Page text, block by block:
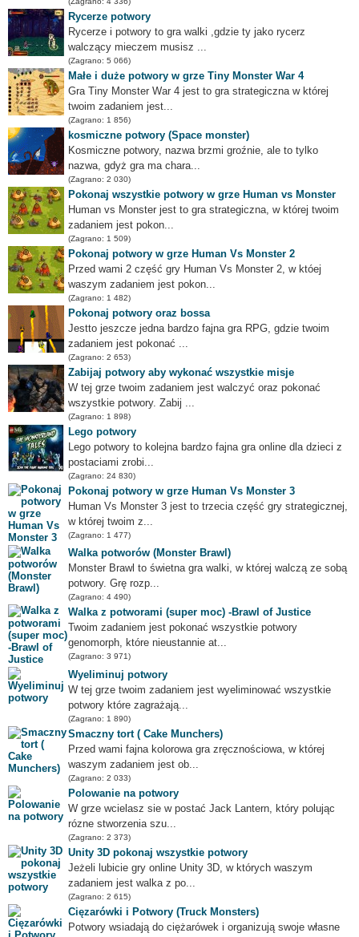
Rycerze potwory
Rycerze i potwory to gra walki ,gdzie ty jako rycerz
walczący mieczem musisz ...
(Zagrano: 5 066)
Małe i duże potwory w grze Tiny Monster War 4
Gra Tiny Monster War 4 jest to gra strategiczna w której
twoim zadaniem jest...
(Zagrano: 1 856)
kosmiczne potwory (Space monster)
Kosmiczne potwory, nazwa brzmi groźnie, ale to tylko
nazwa, gdyż gra ma chara...
(Zagrano: 2 030)
Pokonaj wszystkie potwory w grze Human vs Monster
Human vs Monster jest to gra strategiczna, w której twoim
zadaniem jest pokon...
(Zagrano: 1 509)
Pokonaj potwory w grze Human Vs Monster 2
Przed wami 2 część gry Human Vs Monster 2, w któej
waszym zadaniem jest pokon...
(Zagrano: 1 482)
Pokonaj potwory oraz bossa
Jestto jeszcze jedna bardzo fajna gra RPG, gdzie twoim
zadaniem jest pokonać ...
(Zagrano: 2 653)
Zabijaj potwory aby wykonać wszystkie misje
W tej grze twoim zadaniem jest walczyć oraz pokonać
wszystkie potwory. Zabij ...
(Zagrano: 1 898)
Lego potwory
Lego potwory to kolejna bardzo fajna gra online dla dzieci z
postaciami zrobi...
(Zagrano: 24 830)
Pokonaj potwory w grze Human Vs Monster 3
Human Vs Monster 3 jest to trzecia część gry strategicznej,
w której twoim z...
(Zagrano: 1 477)
Walka potworów (Monster Brawl)
Monster Brawl to świetna gra walki, w której walczą ze sobą
potwory. Grę rozp...
(Zagrano: 4 490)
Walka z potworami (super moc) -Brawl of Justice
Twoim zadaniem jest pokonać wszystkie potwory
genomorph, które nieustannie at...
(Zagrano: 3 971)
Wyeliminuj potwory
W tej grze twoim zadaniem jest wyeliminować wszystkie
potwory które zagrażają...
(Zagrano: 1 890)
Smaczny tort ( Cake Munchers)
Przed wami fajna kolorowa gra zręcznościowa, w której
waszym zadaniem jest ob...
(Zagrano: 2 033)
Polowanie na potwory
W grze wcielasz sie w postać Jack Lantern, który polując
rózne stworzenia szu...
(Zagrano: 2 373)
Unity 3D pokonaj wszystkie potwory
Jeżeli lubicie gry online Unity 3D, w których waszym
zadaniem jest walka z po...
(Zagrano: 2 615)
Cięzarówki i Potwory (Truck Monsters)
Potwory wsiadają do ciężarówek i organizują swoje własne